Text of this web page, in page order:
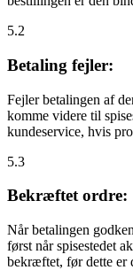
5.2
Betaling fejler:
Fejler betalingen af
komme videre til
kundeservice, hvis
5.3
Bekræftet ordre:
Når betalingen
først når spisestedet
bekræftet, før dette er